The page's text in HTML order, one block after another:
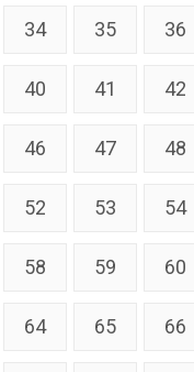
34 35 36
40 41 42
46 47 48
52 53 54
58 59 60
64 65 66